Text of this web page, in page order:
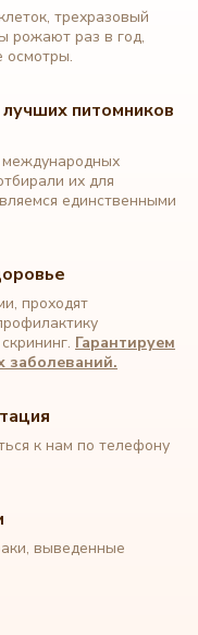
трехразовый
рожают раз в год,
осмотры.
питомников
их для
единственными
проходят
Гарантируем
заболеваний.
к нам по телефону
выведенные